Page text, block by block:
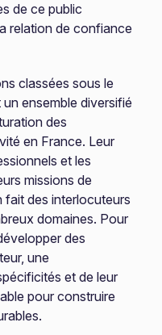
de ce public
relation de confiance
classées sous le
ensemble diversifié
des
en France. Leur
et les
missions de
fait des interlocuteurs
domaines. Pour
des
une
et de leur
pour construire